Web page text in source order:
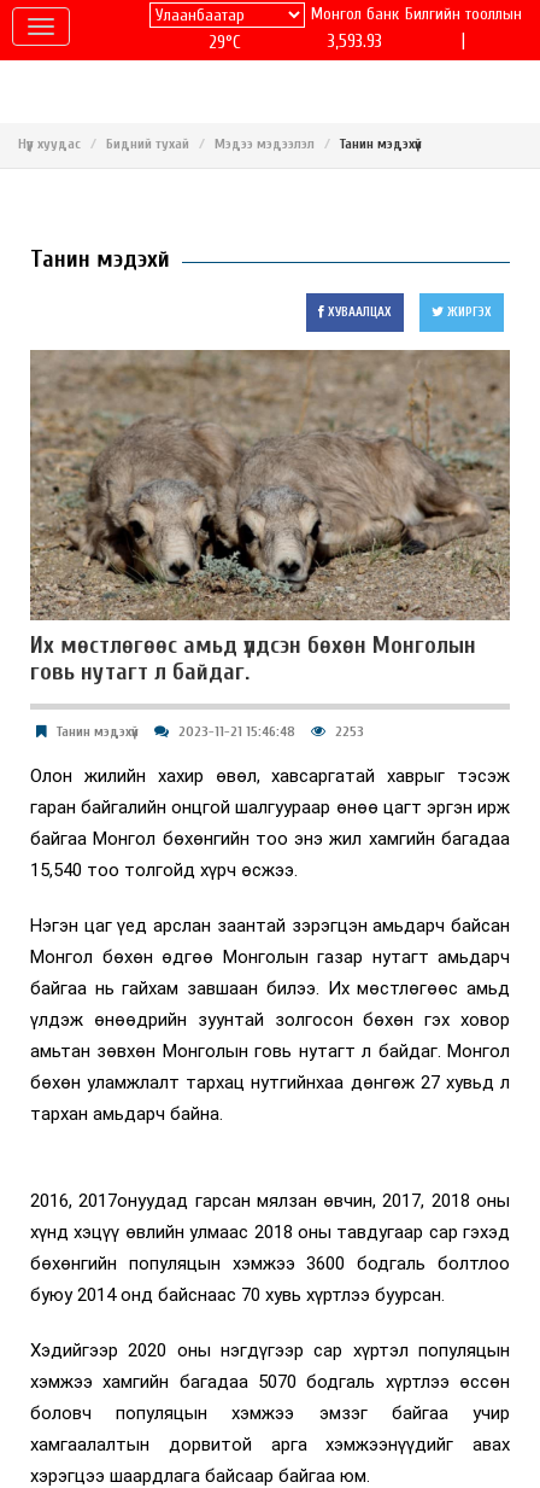
29°C
Монгол банк
3,593.93
Билгийн тооллын
Нүүр хуудас Бидний тухай Мэдээ мэдээлэл Танин мэдэхүй
Танин мэдэхүй
ХУВААЛЦАХ ЖИРГЭХ
Их мөстлөгөөс амьд үлдсэн бөхөн Монголын
говь нутагт л байдаг.
Танин мэдэхүй 2023-11-21 15:46:48 2253
Олон жилийн хахир өвөл, хавсаргатай хаврыг тэсэж
гаран байгалийн онцгой шалгуураар өнөө цагт эргэн ирж
байгаа Монгол бөхөнгийн тоо энэ жил хамгийн багадаа
15,540 тоо толгойд хүрч өсжээ.
Нэгэн цаг үед арслан заантай зэрэгцэн амьдарч байсан
Монгол бөхөн өдгөө Монголын газар нутагт амьдарч
байгаа нь гайхам завшаан билээ. Их мөстлөгөөс амьд
үлдэж өнөөдрийн зуунтай золгосон бөхөн гэх ховор
амьтан зөвхөн Монголын говь нутагт л байдаг. Монгол
бөхөн уламжлалт тархац нутгийнхаа дөнгөж 27 хувьд л
тархан амьдарч байна.
2016, 2017онуудад гарсан мялзан өвчин, 2017, 2018 оны
хүнд хэцүү өвлийн улмаас 2018 оны тавдугаар сар гэхэд
бөхөнгийн популяцын хэмжээ 3600 бодгаль болтлоо
буюу 2014 онд байснаас 70 хувь хүртлээ буурсан.
Хэдийгээр 2020 оны нэгдүгээр сар хүртэл популяцын
хэмжээ хамгийн багадаа 5070 бодгаль хүртлээ өссөн
боловч популяцын хэмжээ эмзэг байгаа учир
хамгаалалтын дорвитой арга хэмжээнүүдийг авах
хэрэгцээ шаардлага байсаар байгаа юм.